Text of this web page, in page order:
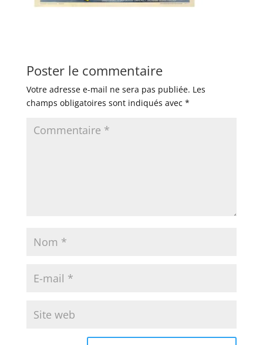
Poster le commentaire
Votre adresse e-mail ne sera pas publiée. Les
champs obligatoires sont indiqués avec *